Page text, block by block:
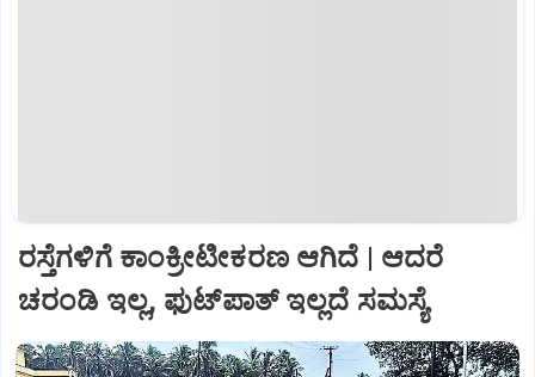
ರಸ್ತೆಗಳಿಗೆ ಕಾಂಕ್ರೀಟೀಕರಣ ಆಗಿದೆ | ಆದರೆ
ಚರಂಡಿ ಇಲ್ಲ, ಫುಟ್‌ಪಾತ್‌ ಇಲ್ಲದೆ ಸಮಸ್ಯೆ